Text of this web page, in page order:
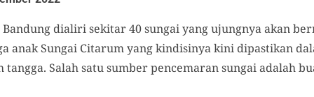
Bandung dialiri sekitar 40 sungai yang ujungnya akan
anak Sungai Citarum yang kindisinya kini dipastikan
Salah satu sumber pencemaran sungai adalah